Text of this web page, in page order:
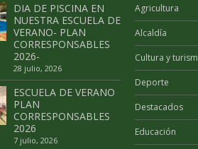
DIA DE PISCINA EN
NUESTRA ESCUELA DE
VERANO- PLAN
CORRESPONSABLES
2026-
28 julio, 2026
ESCUELA DE VERANO
PLAN
CORRESPONSABLES
2026
7 julio, 2026
Agricultura
Alcaldía
Cultura y
Deporte
Destacados
Educación